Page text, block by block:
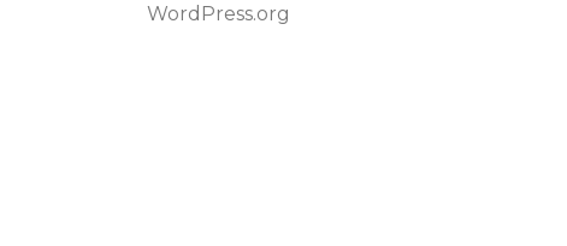
WordPress.org